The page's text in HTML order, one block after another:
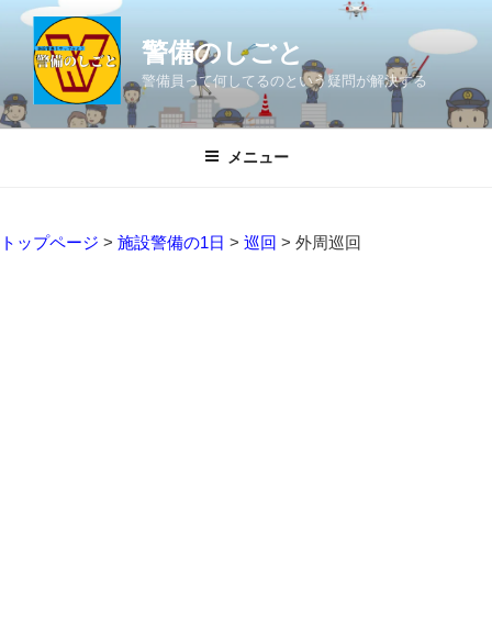
ン
ツ
プ
警備のしごと
警備員って何してるのという疑問が解決する
メニュー
トップページ > 施設警備の1日 > 巡回 > 外周巡回